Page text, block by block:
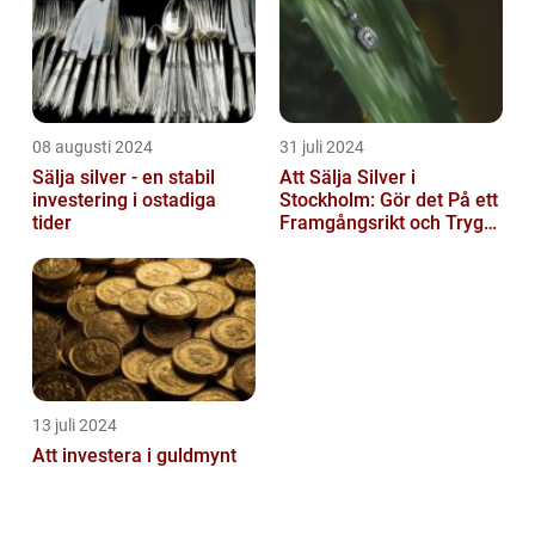
08 augusti 2024
Sälja silver - en stabil
investering i ostadiga
tider
31 juli 2024
Att Sälja Silver i
Stockholm: Gör det På ett
Framgångsrikt och Tryggt
13 juli 2024
Att investera i guldmynt